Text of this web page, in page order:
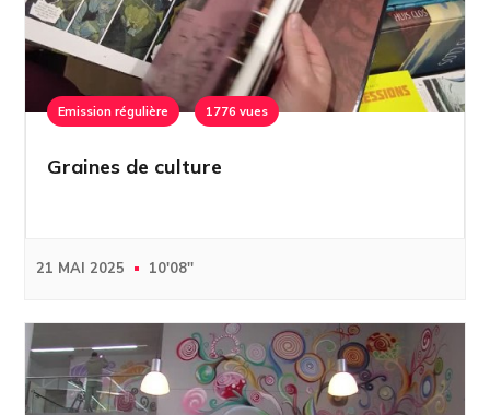
Emission régulière 1776 vues
Graines de culture
21 MAI 2025 10'08''